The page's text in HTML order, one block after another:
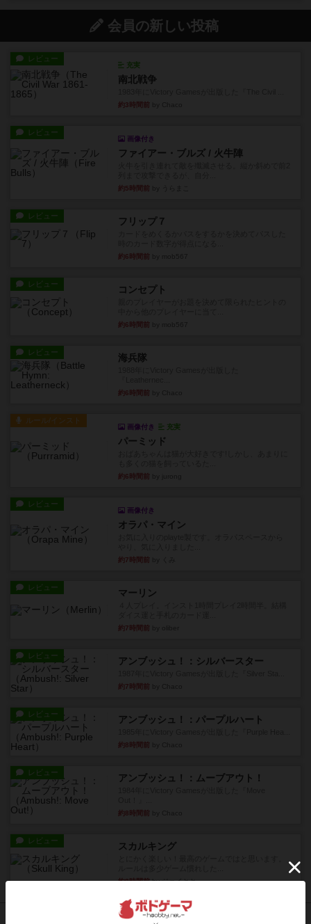
会員の新しい投稿
レビュー
充実
南北戦争
約3時間前
レビュー
画像付き
ファイアー・ブルズ / 火牛陣
約5時間前
レビュー フリップ７
約6時間前
レビュー コンセプト
約6時間前
レビュー 海兵隊
約6時間前
ルール/インスト
画像付き 充実
パーミッド
約6時間前
レビュー
画像付き
オラパ・マイン
約7時間前
レビュー マーリン
約7時間前
レビュー アンブッシュ！：シルバースター
約7時間前
レビュー アンブッシュ！：パープルハート
約8時間前
レビュー アンブッシュ！：ムーブアウト！
約8時間前
レビュー スカルキング
約8時間前by ジェイとと